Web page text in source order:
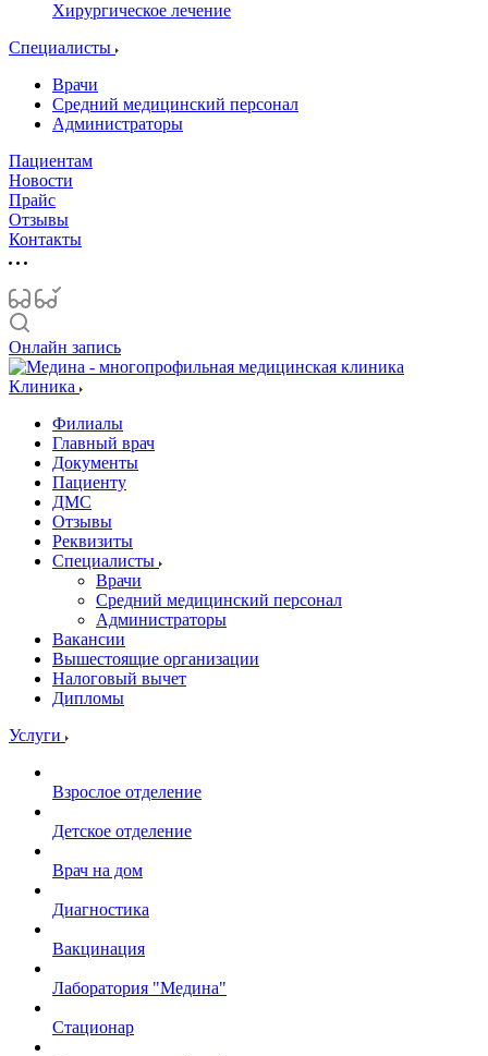
Хирургическое лечение
Специалисты
Врачи
Средний медицинский персонал
Администраторы
Пациентам
Новости
Прайс
Отзывы
Контакты
Онлайн запись
Клиника
Филиалы
Главный врач
Документы
Пациенту
ДМС
Отзывы
Реквизиты
Специалисты
Врачи
Средний медицинский персонал
Администраторы
Вакансии
Вышестоящие организации
Налоговый вычет
Дипломы
Услуги
Взрослое отделение
Детское отделение
Врач на дом
Диагностика
Вакцинация
Лаборатория "Медина"
Стационар